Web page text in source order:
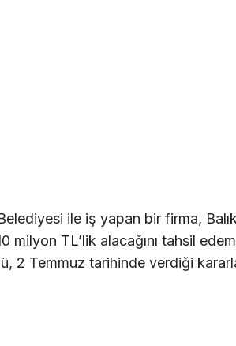
ile iş yapan bir firma,
milyon TL’lik alacağını tahsil
2 Temmuz tarihinde verdiği